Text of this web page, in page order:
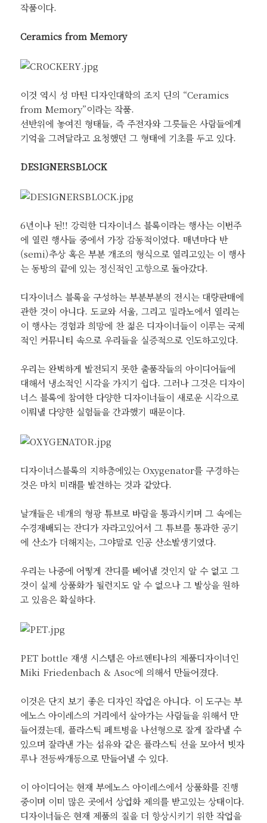
작품이다.
Ceramics from Memory
이것 역시 성 마틴 디자인대학의 조지 딘의 “Ceramics
from Memory”이라는 작품.
선반위에 놓여진 형태들, 즉 주전자와 그릇들은 사람들에게
기억을 그려달라고 요청했던 그 형태에 기초를 두고 있다.
DESIGNERSBLOCK
6년이나 된!! 강력한 디자이너스 블록이라는 행사는 이번주
에 열린 행사들 중에서 가장 감동적이었다. 매년마다 반
(semi)추상 혹은 부분 개조의 형식으로 열리고있는 이 행사
는 동방의 끝에 있는 정신적인 고향으로 돌아갔다.
디자이너스 블록을 구성하는 부분부분의 전시는 대량판매에
관한 것이 아니다. 도쿄와 서울, 그리고 밀라노에서 열리는
이 행사는 경험과 희망에 찬 젊은 디자이너들이 이루는 국제
적인 커뮤니티 속으로 우리들을 실증적으로 인도하고있다.
우리는 완벽하게 발전되지 못한 출품작들의 아이디어들에
대해서 냉소적인 시각을 가지기 쉽다. 그러나 그것은 디자이
너스 블록에 참여한 다양한 디자이너들이 새로운 시각으로
이뤄낼 다양한 실험들을 간과했기 때문이다.
디자이너스블록의 지하층에있는 Oxygenator를 구경하는
것은 마치 미래를 발견하는 것과 같았다.
날개들은 네개의 형광 튜브로 바람을 통과시키며 그 속에는
수경재배되는 잔디가 자라고있어서 그 튜브를 통과한 공기
에 산소가 더해지는, 그야말로 인공 산소발생기였다.
우리는 나중에 어떻게 잔디를 베어낼 것인지 알 수 없고 그
것이 실제 상품화가 될런지도 알 수 없으나 그 발상을 원하
고 있음은 확실하다.
PET bottle 재생 시스템은 아르헨티나의 제품디자이너인
Miki Friedenbach & Asoc에 의해서 만들어졌다.
이것은 단지 보기 좋은 디자인 작업은 아니다. 이 도구는 부
에노스 아이레스의 거리에서 살아가는 사람들을 위해서 만
들어졌는데, 플라스틱 페트병을 나선형으로 잘게 잘라낼 수
있으며 잘라낸 가는 섬유와 같은 플라스틱 선을 모아서 빗자
루나 전등싸개등으로 만들어낼 수 있다.
이 아이디어는 현재 부에노스 아이레스에서 상품화를 진행
중이며 이미 많은 곳에서 상업화 제의를 받고있는 상태이다.
디자이너들은 현재 제품의 질을 더 향상시키기 위한 작업을